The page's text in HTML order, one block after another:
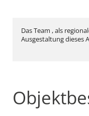
Das Team , als
Ausgestaltung dieses